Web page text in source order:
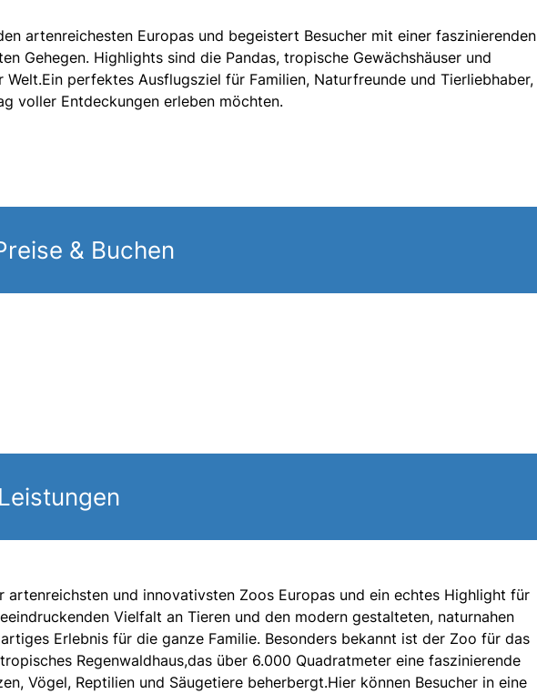
artenreichesten Europas und begeistert Besucher mit einer faszinierenden
Gehegen. Highlights sind die Pandas, tropische Gewächshäuser und
perfektes Ausflugsziel für Familien, Naturfreunde und Tierliebhaber,
voller Entdeckungen erleben möchten.
& Buchen
artenreichsten und innovativsten Zoos Europas und ein echtes Highlight für
Vielfalt an Tieren und den modern gestalteten, naturnahen
Erlebnis für die ganze Familie. Besonders bekannt ist der Zoo für das
Regenwaldhaus,das über 6.000 Quadratmeter eine faszinierende
Vögel, Reptilien und Säugetiere beherbergt.Hier können Besucher in eine